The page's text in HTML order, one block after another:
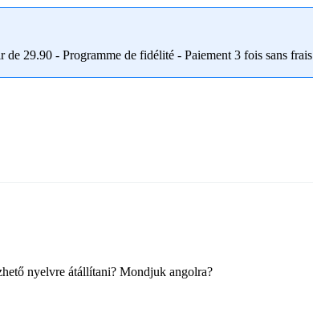
29.90 - Programme de fidélité - Paiement 3 fois sans frais
nyelvre átállítani? Mondjuk angolra?